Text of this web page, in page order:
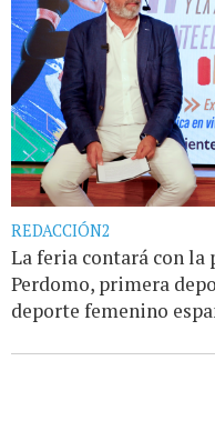
REDACCIÓN2
La feria contará con
Perdomo, primera
deporte femenino